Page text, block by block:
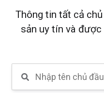
Thông tin tất cả
sản uy tín và được